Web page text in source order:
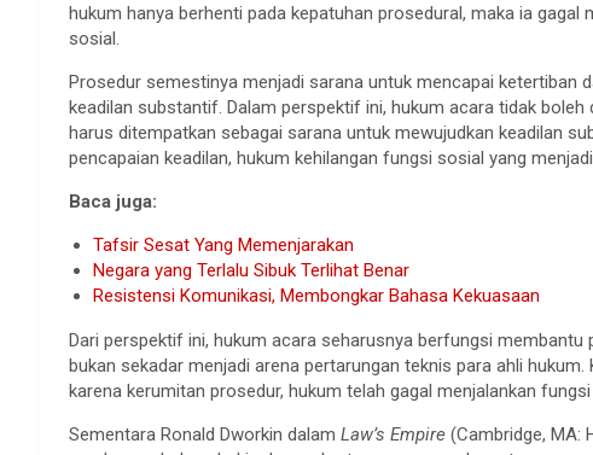
hukum hanya berhenti pada kepatuhan prosedural, maka ia
sosial.
Prosedur semestinya menjadi sarana untuk mencapai ketertiban
keadilan substantif. Dalam perspektif ini, hukum acara tidak
harus ditempatkan sebagai sarana untuk mewujudkan keadilan
pencapaian keadilan, hukum kehilangan fungsi sosial yang
Baca juga:
Tafsir Sesat Yang Memenjarakan
Negara yang Terlalu Sibuk Terlihat Benar
Resistensi Komunikasi, Membongkar Bahasa Kekuasaan
Dari perspektif ini, hukum acara seharusnya berfungsi
bukan sekadar menjadi arena pertarungan teknis para ahli
karena kerumitan prosedur, hukum telah gagal menjalankan
Sementara Ronald Dworkin dalam Law’s Empire (Cambridge, MA: